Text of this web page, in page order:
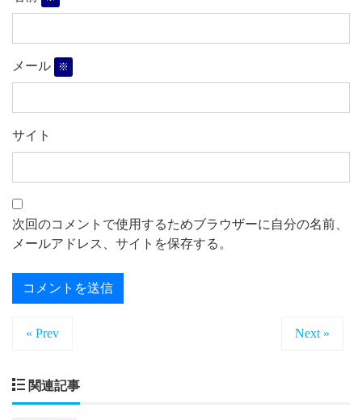
メール ※
サイト
次回のコメントで使用するためブラウザーに自分の名前、
メールアドレス、サイトを保存する。
« Prev Next »
関連記事